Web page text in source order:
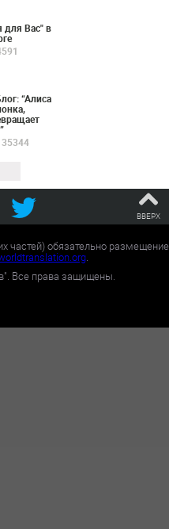
для Вас" в
“Алиса
35344
ВВЕРХ
частей) обязательно размещение
.
Все права защищены.